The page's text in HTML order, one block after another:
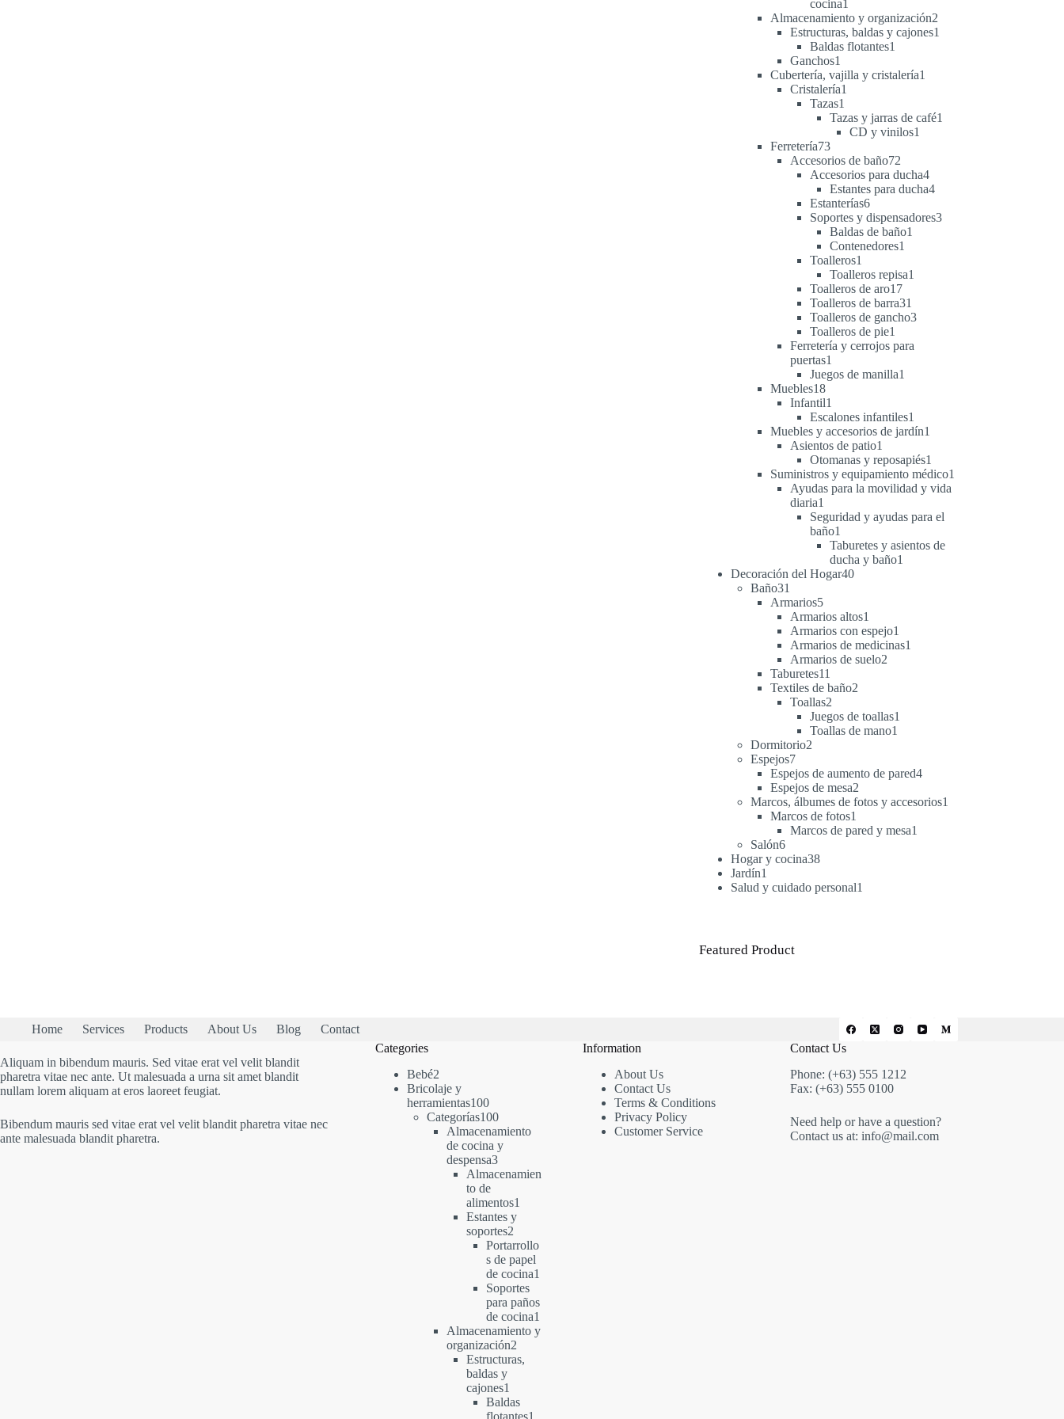
cocina1
producto
Almacenamiento y organización2
Estructuras, baldas y cajones1
Baldas flotantes1
Ganchos1
producto
Cubertería, vajilla y cristalería1
Cristalería1
Tazas1
producto
Tazas y jarras de café1
CD y vinilos1
Ferretería7373
productos
Accesorios de baño72
productos
Accesorios para ducha44
productos
Estantes para ducha44
Estanterías66
productos
Soportes y dispensadores33
Baldas de baño1
Contenedores1
Toalleros1
producto
Toalleros repisa1
Toalleros de aro1717
productos
Toalleros de barra31
productos
Toalleros de gancho33
Toalleros de pie1
producto
Ferretería y cerrojos para
puertas1
producto
Juegos de manilla1
Muebles1818
productos
Infantil1
producto
Escalones infantiles1
producto
Muebles y accesorios de jardín1
Asientos de patio1
producto
Otomanas y reposapiés1
producto
Suministros y equipamiento médico1
Ayudas para la movilidad y vida
diaria1
producto
Seguridad y ayudas para el
baño1
producto
Taburetes y asientos de
ducha y baño1
Decoración del Hogar4040
Baño31
productos
Armarios55
productos
Armarios altos1
producto
Armarios con espejo1
producto
Armarios de medicinas1
Armarios de suelo2
Taburetes11
productos
Textiles de baño2
Toallas2
productos
Juegos de toallas1
Toallas de mano1
Dormitorio2
Espejos77
productos
Espejos de aumento de pared44
Espejos de mesa2
productos
Marcos, álbumes de fotos y accesorios1
Marcos de fotos1
producto
Marcos de pared y mesa1
Salón66
productos
Hogar y cocina3838
Jardín1
producto
Salud y cuidado personal1
Featured Product
Home Services Products About Us Blog Contact
Aliquam in bibendum mauris. Sed vitae erat vel velit blandit
pharetra vitae nec ante. Ut malesuada a urna sit amet blandit
nullam lorem aliquam at eros laoreet feugiat.
Bibendum mauris sed vitae erat vel velit blandit pharetra vitae nec
ante malesuada blandit pharetra.
Categories
Bebé22
productos
Bricolaje y
herramientas100100
productos
Categorías100100
productos
Almacenamiento
de cocina y
despensa33
productos
Almacenamien
to de
alimentos1
Estantes y
soportes22
productos
Portarrollo
s de papel
de cocina1
Soportes
para paños
de cocina1
producto
Almacenamiento y
organización22
productos
Estructuras,
baldas y
cajones1
producto
Baldas
flotantes1
Information
About Us
Contact Us
Terms & Conditions
Privacy Policy
Customer Service
Contact Us
Phone: (+63) 555 1212
Fax: (+63) 555 0100
Need help or have a question?
Contact us at: info@mail.com